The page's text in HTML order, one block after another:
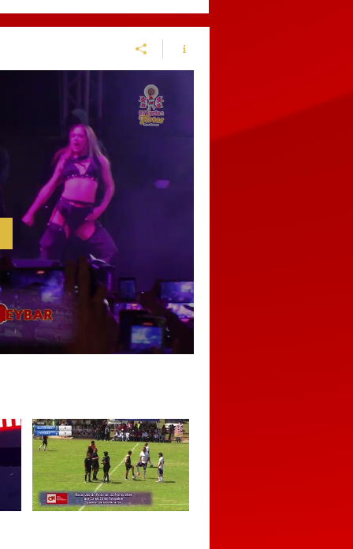
RECIBIRÁ EL
TURÍSTICO